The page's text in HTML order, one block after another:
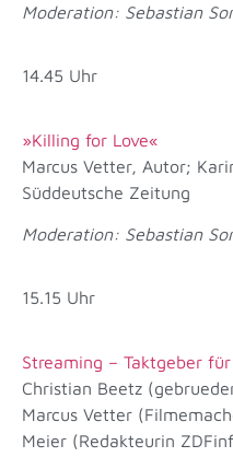
Moderation: Sebastian
14.45 Uhr
»Killing for Love«
Marcus Vetter, Autor;
Süddeutsche Zeitung
Moderation: Sebastian
15.15 Uhr
Streaming – Taktgeber für
Christian Beetz
Marcus Vetter
Meier (Redakteurin